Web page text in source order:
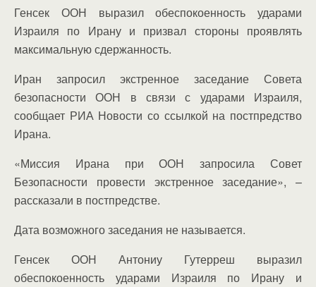
Генсек ООН выразил обеспокоенность ударами
Израиля по Ирану и призвал стороны проявлять
максимальную сдержанность.
Иран запросил экстренное заседание Совета
безопасности ООН в связи с ударами Израиля,
сообщает РИА Новости со ссылкой на постпредство
Ирана.
«Миссия Ирана при ООН запросила Совет
Безопасности провести экстренное заседание», –
рассказали в постпредстве.
Дата возможного заседания не называется.
Генсек ООН Антониу Гутерреш выразил
обеспокоенность ударами Израиля по Ирану и